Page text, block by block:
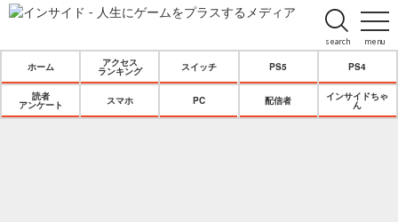
menu
search
ホーム
アクセス
ランキング
スイッチ PS5 PS4
読者
アンケート
スマホ PC 配信者
インサイドちゃ
ん